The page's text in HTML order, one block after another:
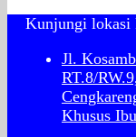
Kunjungi lokasi
Jl.
RT.8/
Khusus